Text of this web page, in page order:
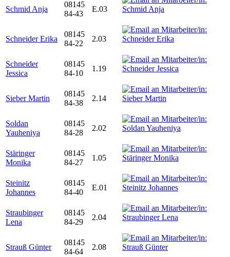
Schmid Anja
08145
84-43
E.03
Schneider Erika
08145
84-22
2.03
Schneider
Jessica
08145
84-10
1.19
Sieber Martin
08145
84-38
2.14
Soldan
Yauheniya
08145
84-28
2.02
Stäringer
Monika
08145
84-27
1.05
Steinitz
Johannes
08145
84-40
E.01
Straubinger
Lena
08145
84-29
2.04
Strauß Günter
08145
84-64
2.08